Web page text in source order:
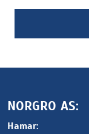
NORGRO AS:
Hamar: